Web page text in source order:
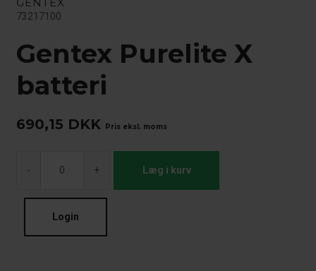
73217100
Gentex Purelite X
batteri
690,15 DKK Pris eksl. moms
- + Læg i kurv
Login